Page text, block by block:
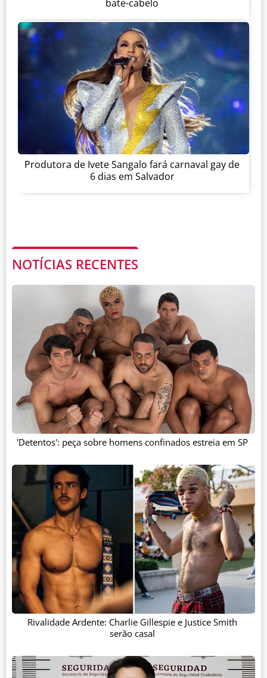
bate-cabelo
Produtora de Ivete Sangalo fará carnaval gay de
6 dias em Salvador
NOTÍCIAS RECENTES
'Detentos': peça sobre homens confinados estreia em SP
Rivalidade Ardente: Charlie Gillespie e Justice Smith
serão casal